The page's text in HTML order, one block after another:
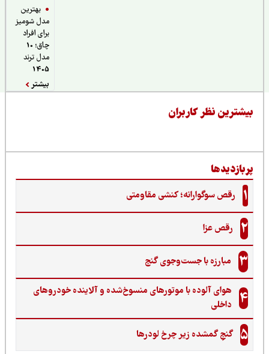
بهترین
مدل شومیز
برای افراد
چاق؛ 10
مدل ترند
نظر کاربران
رقص سوگوارانه؛ کنشی مقاومتی
رقص عزا
مبارزه با جست‌وجوی گنج‌
هوای آلوده با موتورهای منسوخ‌شده و آلاینده خودروهای
داخلی
گنجِ گمشده زیر چرخ لودرها